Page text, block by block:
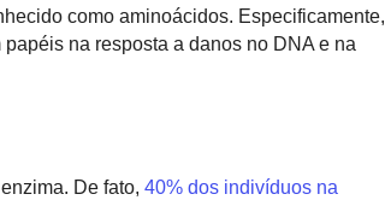
como aminoácidos. Especificamente,
na resposta a danos no DNA e na
De fato, 40% dos indivíduos na